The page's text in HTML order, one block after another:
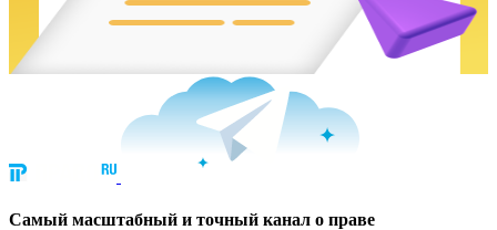
Cамый масштабный и точный канал о праве